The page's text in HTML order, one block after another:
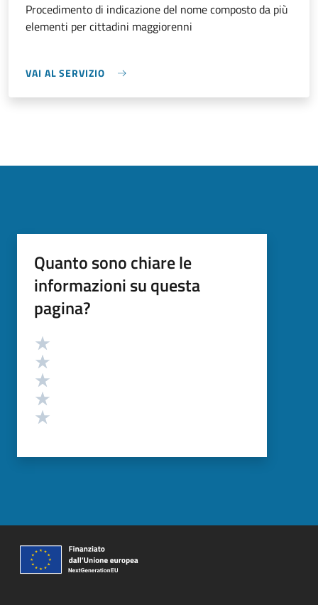
Procedimento di indicazione del nome composto da più
elementi per cittadini maggiorenni
VAI AL SERVIZIO
Quanto sono chiare le
informazioni su questa
pagina?
Valutazione